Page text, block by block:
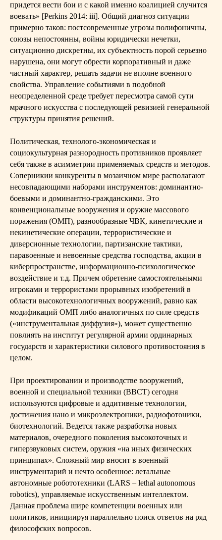
придется вести бои и с какой именно коалицией случится
воевать» [Perkins 2014: iii]. Общий диагноз ситуации
примерно таков: постсовременные угрозы полифоничны,
союзы непостоянны, войны юридически нечетки,
ситуационно дискретны, их субъектность порой серьезно
нарушена, они могут обрести корпоративный и даже
частный характер, решать задачи не вполне военного
свойства. Управление событиями в подобной
неопределенной среде требует пересмотра самой сути
мрачного искусства с последующей ревизией генеральной
структуры принятия решений.
Политическая, технолого-экономическая и
социокультурная разнородность противников проявляет
себя также в асимметрии применяемых средств и методов.
Соперникии конкуренты в мозаичном мире располагают
несовпадающими наборами инструментов: доминантно-
боевыми и доминантно-гражданскими. Это
конвенциональные вооружения и оружие массового
поражения (ОМП), разнообразные ЧВК, кинетические и
некинетические операции, террористические и
диверсионные технологии, партизанские тактики,
паравоенные и невоенные средства господства, акции в
киберпространстве, информационно-психологическое
воздействие и т.д. Причем обретение самостоятельными
игроками и террористами прорывных изобретений в
области высокотехнологичных вооружений, равно как
модификаций ОМП либо аналогичных по силе средств
(«инструментальная диффузия»), может существенно
повлиять на институт регулярной армии ординарных
государств и характеристики силового противостояния в
целом.
При проектировании и производстве вооружений,
военной и специальной техники (ВВСТ) сегодня
используются цифровые и аддитивные технологии,
достижения нано и микроэлектроники, радиофотоники,
биотехнологий. Ведется также разработка новых
материалов, очередного поколения высокоточных и
гиперзвуковых систем, оружия «на иных физических
принципах». Сложный мир вносит в военный
инструментарий и нечто особенное: летальные
автономные робототехники (LARS – lethal autonomous
robotics), управляемые искусственным интеллектом.
Данная проблема шире компетенции военных или
политиков, инициируя параллельно поиск ответов на ряд
философских вопросов.